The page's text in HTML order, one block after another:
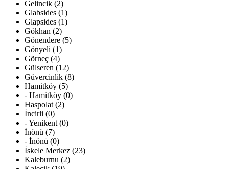
Gelincik (2)
Glabsides (1)
Glapsides (1)
Gökhan (2)
Gönendere (5)
Gönyeli (1)
Görneç (4)
Gülseren (12)
Güvercinlik (8)
Hamitköy (5)
- Hamitköy (0)
Haspolat (2)
İncirli (0)
- Yenikent (0)
İnönü (7)
- İnönü (0)
İskele Merkez (23)
Kaleburnu (2)